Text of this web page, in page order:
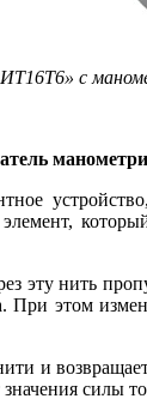
с
нить
При этом
и
си­лы